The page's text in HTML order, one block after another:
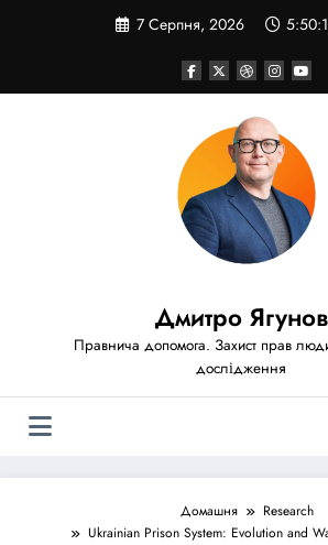
7 Серпня, 2026
Дмитро Ягунов
Правнича допомога. Захист прав
дослідження
Домашня
Research
Ukrainian Prison System: Evolution and